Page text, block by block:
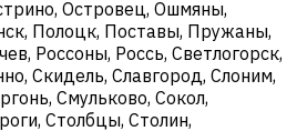
Островец, Ошмяны,
Полоцк, Поставы, Пружаны,
Россоны, Россь, Светлогорск,
Скидель, Славгород, Слоним,
Смульково, Сокол,
Столбцы, Столин,